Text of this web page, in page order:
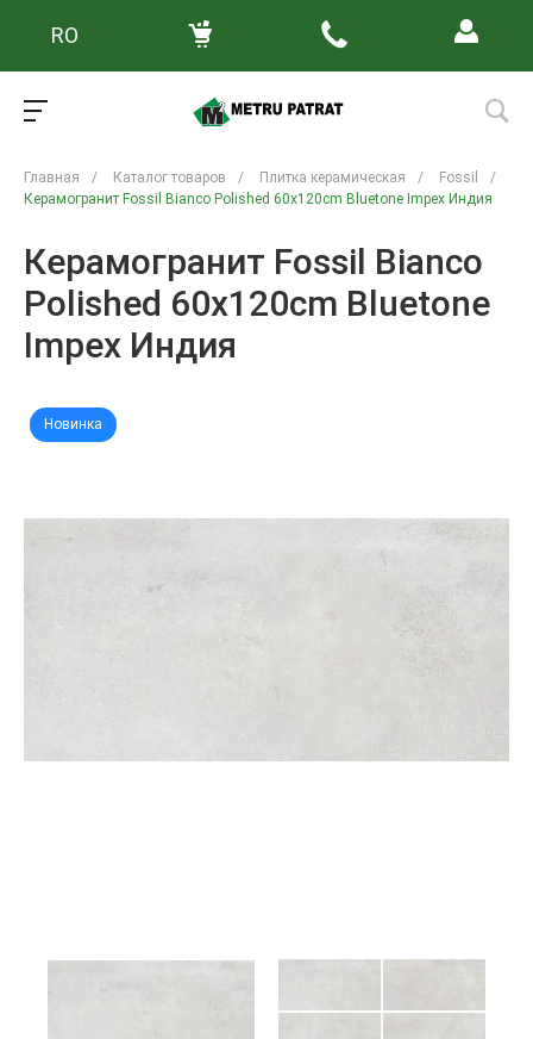
RO
Главная / Каталог товаров / Плитка керамическая / Fossil
/
Керамогранит Fossil Bianco Polished 60x120cm Bluetone Impex Индия
Керамогранит Fossil Bianco
Polished 60x120cm Bluetone
Impex Индия
Новинка